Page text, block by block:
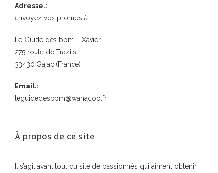
Adresse.:
envoyez vos promos à:
Le Guide des bpm – Xavier
275 route de Trazits
33430 Gajac (France)
Email.:
leguidedesbpm@wanadoo.fr
À propos de ce site
Il s’agit avant tout du site de passionnés qui aiment obtenir